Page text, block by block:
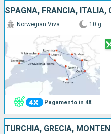
Pagamento in 4X
Norwegian Viva 10 g